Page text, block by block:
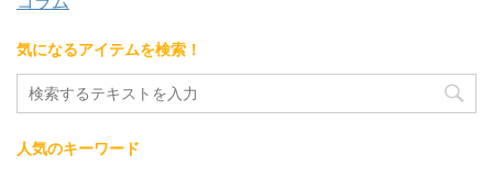
気になるアイテムを検索！
人気のキーワード